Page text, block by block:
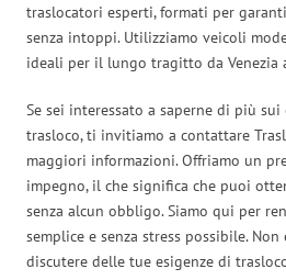
traslocatori esperti, formati per
senza intoppi. Utilizziamo veicoli
ideali per il lungo tragitto da Venezia
Se sei interessato a saperne di più
trasloco, ti invitiamo a contattare
maggiori informazioni. Offriamo un
impegno, il che significa che puoi
senza alcun obbligo. Siamo qui per
semplice e senza stress possibile.
discutere delle tue esigenze di